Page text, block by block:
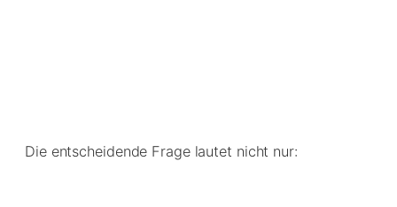
Die entscheidende Frage lautet nicht nur: